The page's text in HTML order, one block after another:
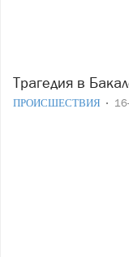
Трагедия в
ПРОИСШЕСТВИЯ